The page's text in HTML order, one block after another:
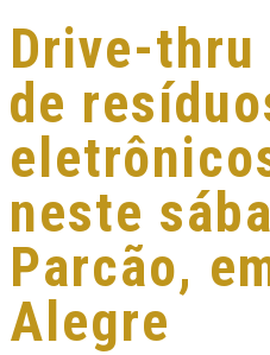
Drive-
de
neste
Parcão,
Alegre